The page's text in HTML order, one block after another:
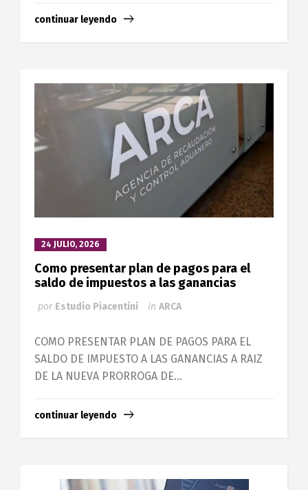
continuar leyendo
24 JULIO, 2026
Como presentar plan de pagos para el
saldo de impuestos a las ganancias
por Estudio Piacentini in ARCA
COMO PRESENTAR PLAN DE PAGOS PARA EL
SALDO DE IMPUESTO A LAS GANANCIAS A RAIZ
DE LA NUEVA PRORROGA DE...
continuar leyendo